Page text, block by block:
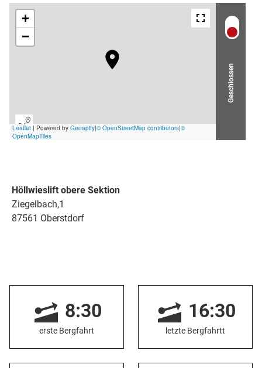
Geschlossen
Höllwieslift obere Sektion
Ziegelbach,1
87561 Oberstdorf
8:30
erste Bergfahrt
16:30
letzte Bergfahrtt